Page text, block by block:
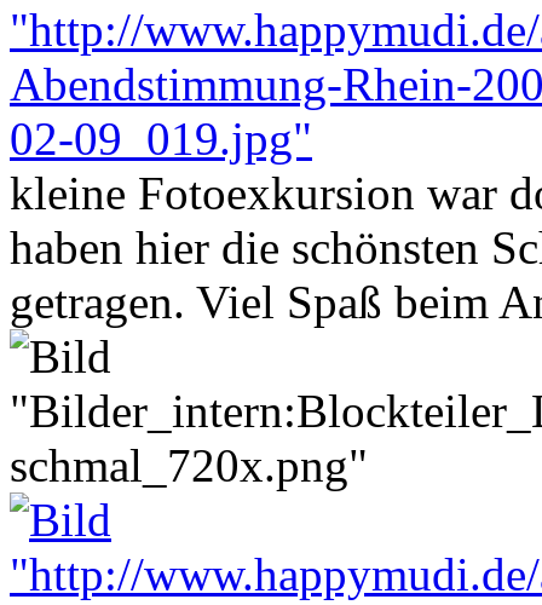
kleine Fotoexkursion war
haben hier die schönsten
getragen. Viel Spaß beim